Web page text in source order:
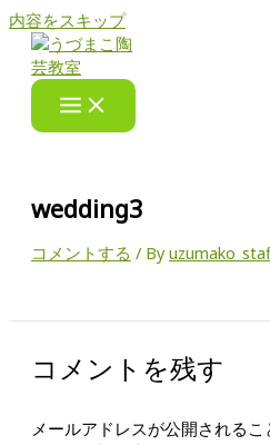
内容をスキップ
wedding3
コメントする / By
コメントを残す
メールアドレスが公開されるこ